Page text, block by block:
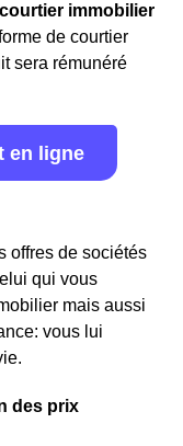
courtier immobilier
de courtier
sera rémunéré
en ligne
offres de sociétés
qui vous
mais aussi
vous lui
des prix